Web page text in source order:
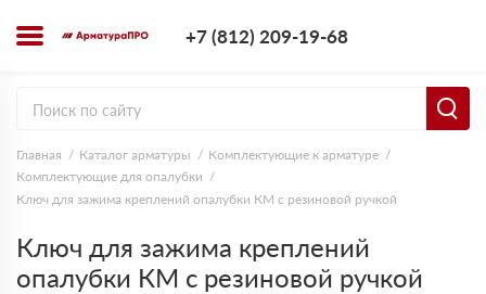
+7 (812) 209-19-68
Главная Каталог арматуры
Комплектующие к арматуре
Комплектующие для опалубки
Ключ для зажима креплений опалубки КМ с резиновой ручкой
Ключ для зажима креплений
опалубки КМ с резиновой ручкой